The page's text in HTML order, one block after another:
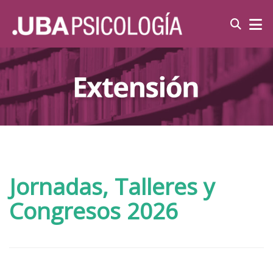
Jornadas, Talleres y
Congresos 2026